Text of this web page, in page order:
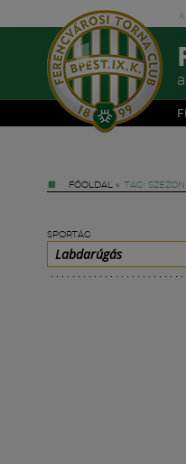
FŐOLDAL » TAG:
SPORTÁG
Labdarúgás